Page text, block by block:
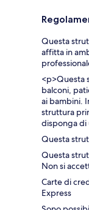
Questa
affitta in
<p>Questa
balconi,
ai bambini.
struttura
disponga di
Questa
Questa
Non si
Carte di
Express